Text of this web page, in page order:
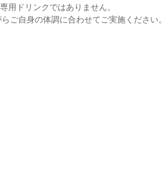
用ドリンクではありません。
ご自身の体調に合わせてご実施ください。